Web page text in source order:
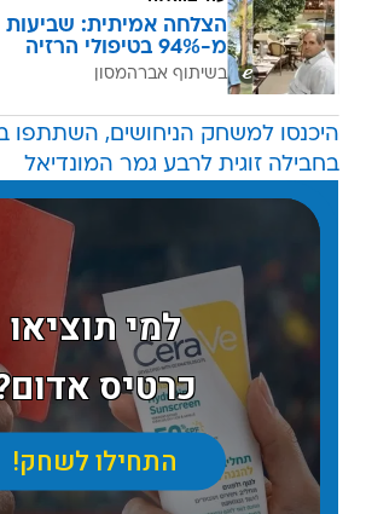
הצלחה אמיתית: שביעות
מ-94% בטיפולי הרזיה
בשיתוף אברהמסון
היכנסו למשחק הניחושים, השתתפו
בחבילה זוגית לרבע גמר המונדיאל